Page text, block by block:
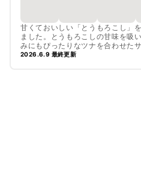
甘くておいしい「とうもろこし」
ました。とうもろこしの甘味を吸
みにもぴったりなツナを合わせた
さん。生のとうもろこしをゆでる
2026.6.9 最終更新